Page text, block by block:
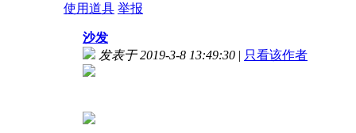
使用道具 举报
沙发
发表于 2019-3-8 13:49:30 | 只看该作者